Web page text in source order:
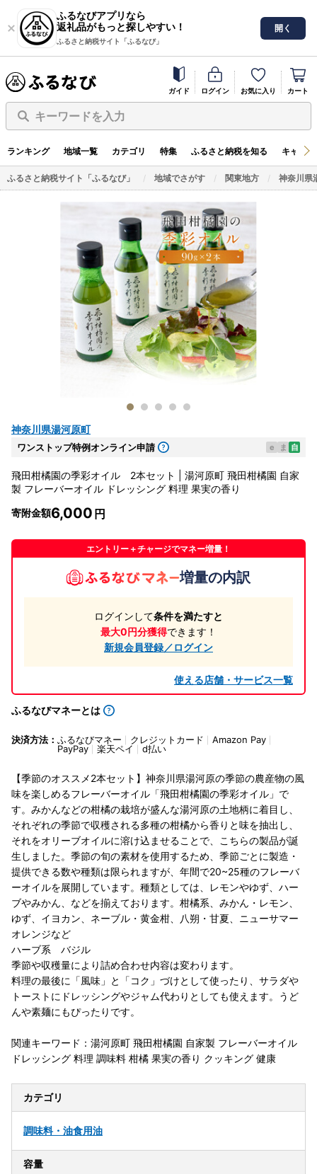
ふるなびアプリなら
返礼品がもっと探しやすい！
ふるさと納税サイト「ふるなび」
開く
ガイド ログイン お気に入り カート
キーワードを入力
ランキング 地域一覧 カテゴリ 特集 ふるさと納税を知る キャン
ふるさと納税サイト「ふるなび」 地域でさがす 関東地方 神奈川県
神奈川県湯河原町
ワンストップ特例オンライン申請 e ま 自
飛田柑橘園の季彩オイル 2本セット | 湯河原町 飛田柑橘園 自家
製 フレーバーオイル ドレッシング 料理 果実の香り
寄附金額6,000
エントリー＋チャージでマネー増量！
増量の内訳
ログインして条件を満たすと
最大0円分獲得できます！
新規会員登録／ログイン
使える店舗・サービス一覧
ふるなびマネーとは
決済方法： ふるなびマネー クレジットカード
Amazon Pay
PayPay
楽天ペイ d払い
【季節のオススメ2本セット】神奈川県湯河原の季節の農産物の風
味を楽しめるフレーバーオイル「飛田柑橘園の季彩オイル」で
す。みかんなどの柑橘の栽培が盛んな湯河原の土地柄に着目し、
それぞれの季節で収穫される多種の柑橘から香りと味を抽出し、
それをオリーブオイルに溶け込ませることで、こちらの製品が誕
生しました。季節の旬の素材を使用するため、季節ごとに製造・
提供できる数や種類は限られますが、年間で20~25種のフレーバ
ーオイルを展開しています。種類としては、レモンやゆず、ハー
ブやみかん、などを揃えております。柑橘系、みかん・レモン、
ゆず、イヨカン、ネーブル・黄金柑、八朔・甘夏、ニューサマー
オレンジなど
ハーブ系 バジル
季節や収穫量により詰め合わせ内容は変わります。
料理の最後に「風味」と「コク」づけとして使ったり、サラダや
トーストにドレッシングやジャム代わりとしても使えます。うど
んや素麺にもぴったりです。
関連キーワード：湯河原町 飛田柑橘園 自家製 フレーバーオイル
ドレッシング 料理 調味料 柑橘 果実の香り クッキング 健康
カテゴリ
調味料・油食用油
容量